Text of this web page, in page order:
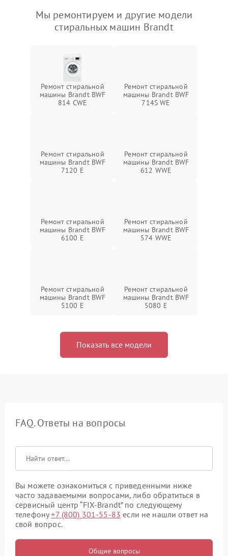
Мы ремонтируем и другие модели
стиральных машин Brandt
Ремонт стиральной
машины Brandt BWF
814 CWE
Ремонт стиральной
машины Brandt BWF
714S WE
Ремонт стиральной
машины Brandt BWF
7120 E
Ремонт стиральной
машины Brandt BWF
612 WWE
Ремонт стиральной
машины Brandt BWF
6100 E
Ремонт стиральной
машины Brandt BWF
574 WWE
Ремонт стиральной
машины Brandt BWF
5100 E
Ремонт стиральной
машины Brandt BWF
5080 E
Показать все модели
FAQ. Ответы на вопросы
Вы можете ознакомиться с приведенными ниже
часто задаваемыми вопросами, либо обратиться в
сервисный центр “FIX-Brandt” по следующему
телефону+7 (800) 301-55-83 если не нашли ответ на
свой вопрос.
Общие вопросы